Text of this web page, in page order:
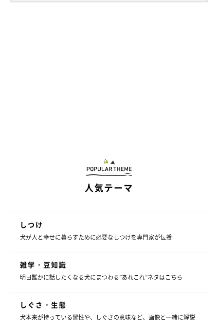
人気テーマ
しつけ
犬が人と幸せに暮らすために必要なしつけを専門家が伝授
雑学・豆知識
明日誰かに話したくなる犬にまつわる”あれこれ”ネタはこちら
しぐさ・生態
犬本来が持っている習性や、しぐさの意味など、画像と一緒に解説